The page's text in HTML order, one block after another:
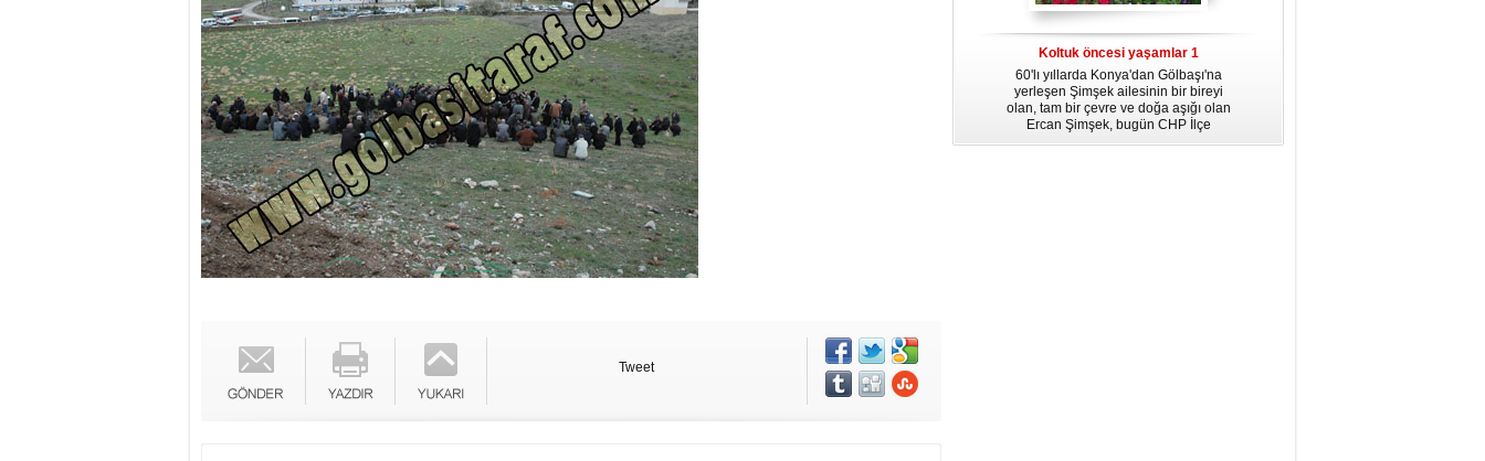
Tweet
Koltuk öncesi yaşamlar 1
60'lı yıllarda Konya'dan Gölbaşı'na
yerleşen Şimşek ailesinin bir bireyi
olan, tam bir çevre ve doğa aşığı olan
Ercan Şimşek, bugün CHP İlçe
Başkanlığı yaptığı Gölbaşı'nda yaşam